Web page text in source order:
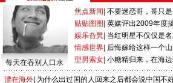
每天在吞别人口水
焦点新闻 不要迷恋哥，哥只
贴贴图图 英媒评出2009年度
娱乐旮旯 当红明星不仅仅是
情感世界 后悔嫁给这样一个
型男索女 小糖精归来，在海
漂在海外 为什么出过国的人回来之后都会说中国不